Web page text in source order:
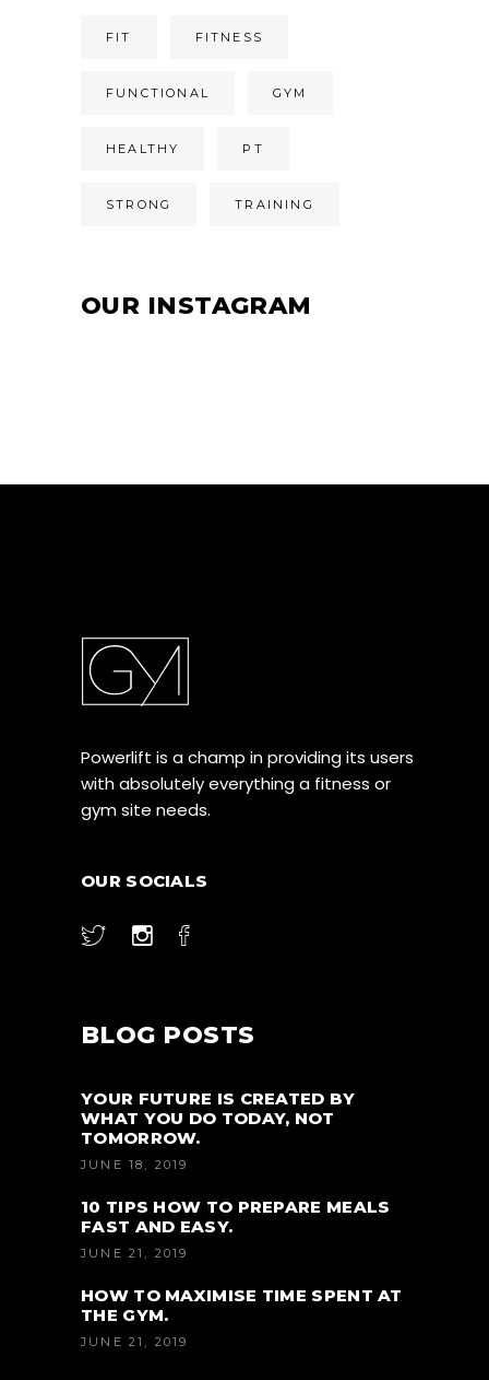
FIT FITNESS
FUNCTIONAL GYM
HEALTHY PT
STRONG TRAINING
OUR INSTAGRAM
Powerlift is a champ in providing its users
with absolutely everything a fitness or
gym site needs.
OUR SOCIALS
BLOG POSTS
YOUR FUTURE IS CREATED BY
WHAT YOU DO TODAY, NOT
TOMORROW.
JUNE 18, 2019
10 TIPS HOW TO PREPARE MEALS
FAST AND EASY.
JUNE 21, 2019
HOW TO MAXIMISE TIME SPENT AT
THE GYM.
JUNE 21, 2019